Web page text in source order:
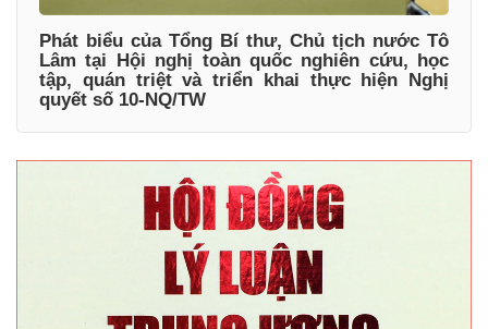
Phát biểu của Tổng Bí thư, Chủ tịch nước Tô
Lâm tại Hội nghị toàn quốc nghiên cứu, học
tập, quán triệt và triển khai thực hiện Nghị
quyết số 10-NQ/TW